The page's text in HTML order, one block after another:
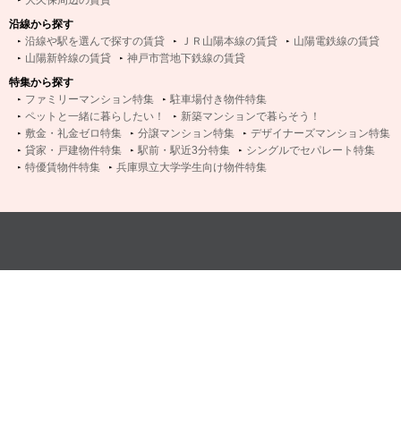
沿線から探す
沿線や駅を選んで探すの賃貸
ＪＲ山陽本線の賃貸
山陽電鉄線の賃貸
山陽新幹線の賃貸
神戸市営地下鉄線の賃貸
特集から探す
ファミリーマンション特集
駐車場付き物件特集
ペットと一緒に暮らしたい！
新築マンションで暮らそう！
敷金・礼金ゼロ特集
分譲マンション特集
デザイナーズマンション特集
貸家・戸建物件特集
駅前・駅近3分特集
シングルでセパレート特集
特優賃物件特集
兵庫県立大学学生向け物件特集